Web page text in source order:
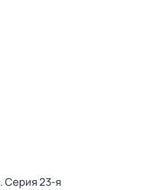
. Серия 23-я